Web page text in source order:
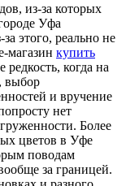
из-за которых
Уфа
этого, реально не
магазин купить
когда на
выбор
и вручение
нет
Более
цветов в Уфе
поводам
за границей.